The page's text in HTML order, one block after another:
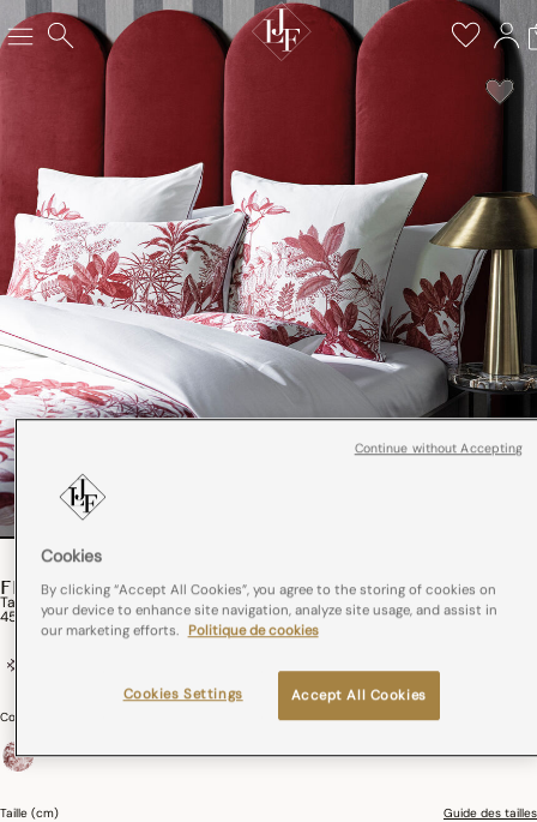
FEUILLES EN SCÈNE
Taie D'oreiller Feuilles En Scène Coton
45,00€
Couleurs :
Taille (cm) Guide des tailles
Cookies
By clicking “Accept All Cookies”, you agree to the storing of cookies on
your device to enhance site navigation, analyze site usage, and assist in
our marketing efforts. Politique de cookies
Accept All Cookies
Cookies Settings
Continue without Accepting